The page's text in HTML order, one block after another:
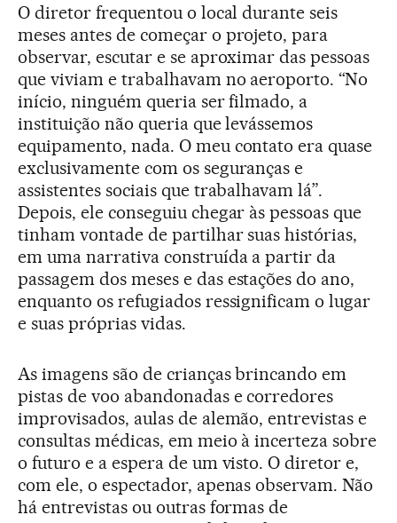
O diretor frequentou o local durante seis
meses antes de começar o projeto, para
observar, escutar e se aproximar das pessoas
que viviam e trabalhavam no aeroporto. “No
início, ninguém queria ser filmado, a
instituição não queria que levássemos
equipamento, nada. O meu contato era quase
exclusivamente com os seguranças e
assistentes sociais que trabalhavam lá”.
Depois, ele conseguiu chegar às pessoas que
tinham vontade de partilhar suas histórias,
em uma narrativa construída a partir da
passagem dos meses e das estações do ano,
enquanto os refugiados ressignificam o lugar
e suas próprias vidas.
As imagens são de crianças brincando em
pistas de voo abandonadas e corredores
improvisados, aulas de alemão, entrevistas e
consultas médicas, em meio à incerteza sobre
o futuro e a espera de um visto. O diretor e,
com ele, o espectador, apenas observam. Não
há entrevistas ou outras formas de